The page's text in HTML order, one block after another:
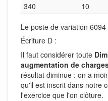
340
10
Le poste de variation 6094
Écriture D :
Il faut considérer toute
augmentation de
résultat diminue : on a
qu'il est inscrit dans notre
l'exercice que l'on clôture.